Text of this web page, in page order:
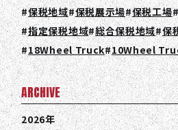
保税地域 保税展示場 保税工場
指定保税地域 総合保税地域 保
18Wheel Truck 10Wheel
ARCHIVE
2026年